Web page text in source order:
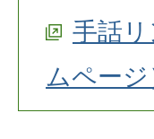
手話
ムページ